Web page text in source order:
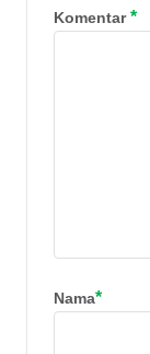
Komentar*
Nama*